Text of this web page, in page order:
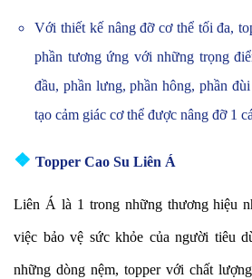
Với thiết kế nâng đỡ cơ thể tối đa,
phần tương ứng với những trọng
đầu, phần lưng, phần hông, phần
tạo cảm giác cơ thể được nâng đỡ 1
❖ Topper Cao Su Liên Á
Liên Á là 1 trong những thương hiệu
việc bảo vệ sức khỏe của người tiêu
những dòng nệm, topper với chất